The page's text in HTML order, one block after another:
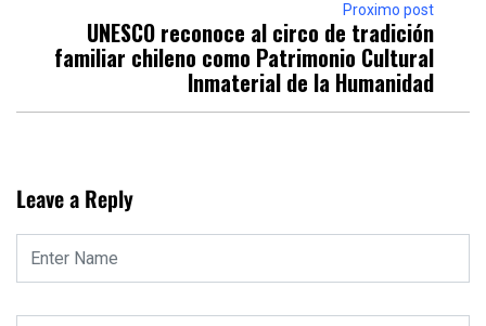
Proximo post
UNESCO reconoce al circo de tradición
familiar chileno como Patrimonio Cultural
Inmaterial de la Humanidad
Leave a Reply